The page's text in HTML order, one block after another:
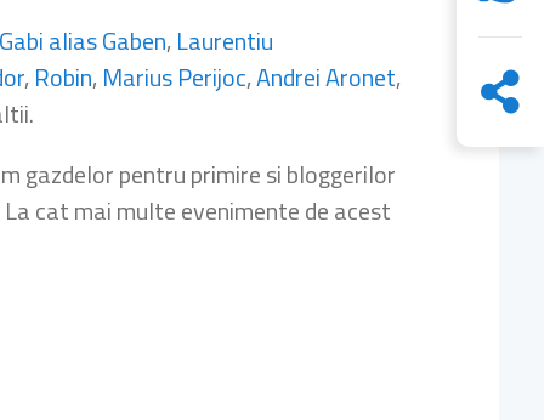
Gabi alias Gaben, Laurentiu
, Robin, Marius Perijoc,Andrei Aronet,
gazdelor pentru primire si bloggerilor
cat mai multe evenimente de acest